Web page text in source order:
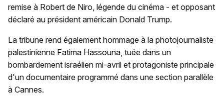
remise à Robert de Niro, légende du cinéma - et opposant
déclaré au président américain Donald Trump.
La tribune rend également hommage à la photojournaliste
palestinienne Fatima Hassouna, tuée dans un
bombardement israélien mi-avril et protagoniste principale
d'un documentaire programmé dans une section parallèle
à Cannes.